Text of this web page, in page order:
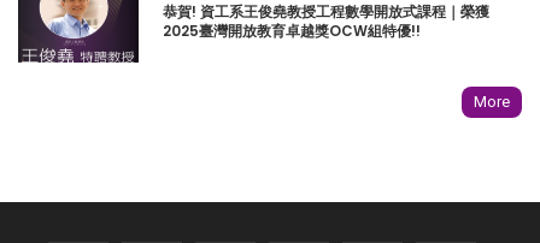
恭賀! 資工系王俊堯教授工程數學開放式課程｜榮獲
2025臺灣開放教育卓越獎OCW組特優!!
More